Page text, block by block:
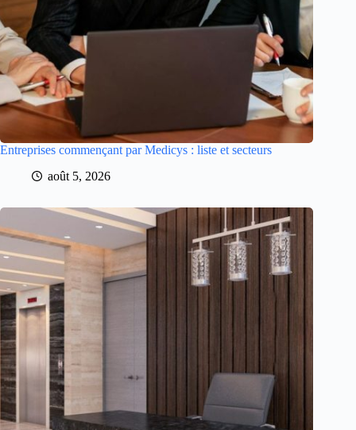
Entreprises commençant par Medicys : liste et secteurs
août 5, 2026